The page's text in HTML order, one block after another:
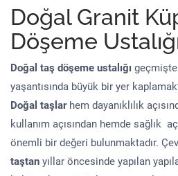
Doğal Granit
Döşeme
Doğal taş döşeme ustalığı
yaşantısında büyük bir yer
Doğal taşlar hem dayanıklılık
kullanım açısından hemde sağlık
önemli bir değeri bulunmaktadır.
taştan yıllar öncesinde yapılan